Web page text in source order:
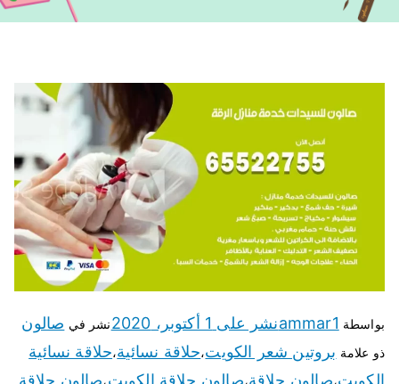
بواسطة ammar1نشر على 1 أكتوبر، 2020 نشر في صالون
ذو علامة بروتين شعر الكويت،حلاقة نسائية،حلاقة نسائية
الكويت،صالون حلاقة،صالون حلاقة الكويت،صالون حلاقة